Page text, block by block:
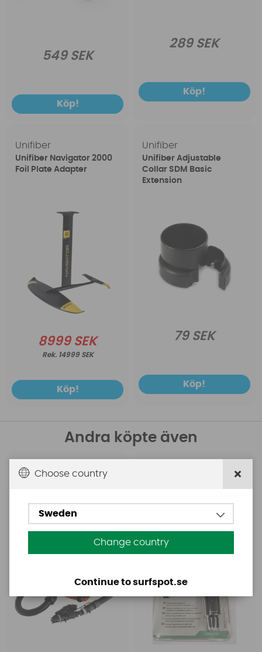
549 SEK
Köp!
289 SEK
Köp!
Unifiber
Unifiber Navigator 2000
Foil Plate Adapter
8999 SEK
14999 SEK
Köp!
Unifiber
Unifiber Adjustable
Collar SDM Basic
Extension
79 SEK
Köp!
Andra köpte även
BaseChoose country
Sweden
Change country
Continue to surfspot.se